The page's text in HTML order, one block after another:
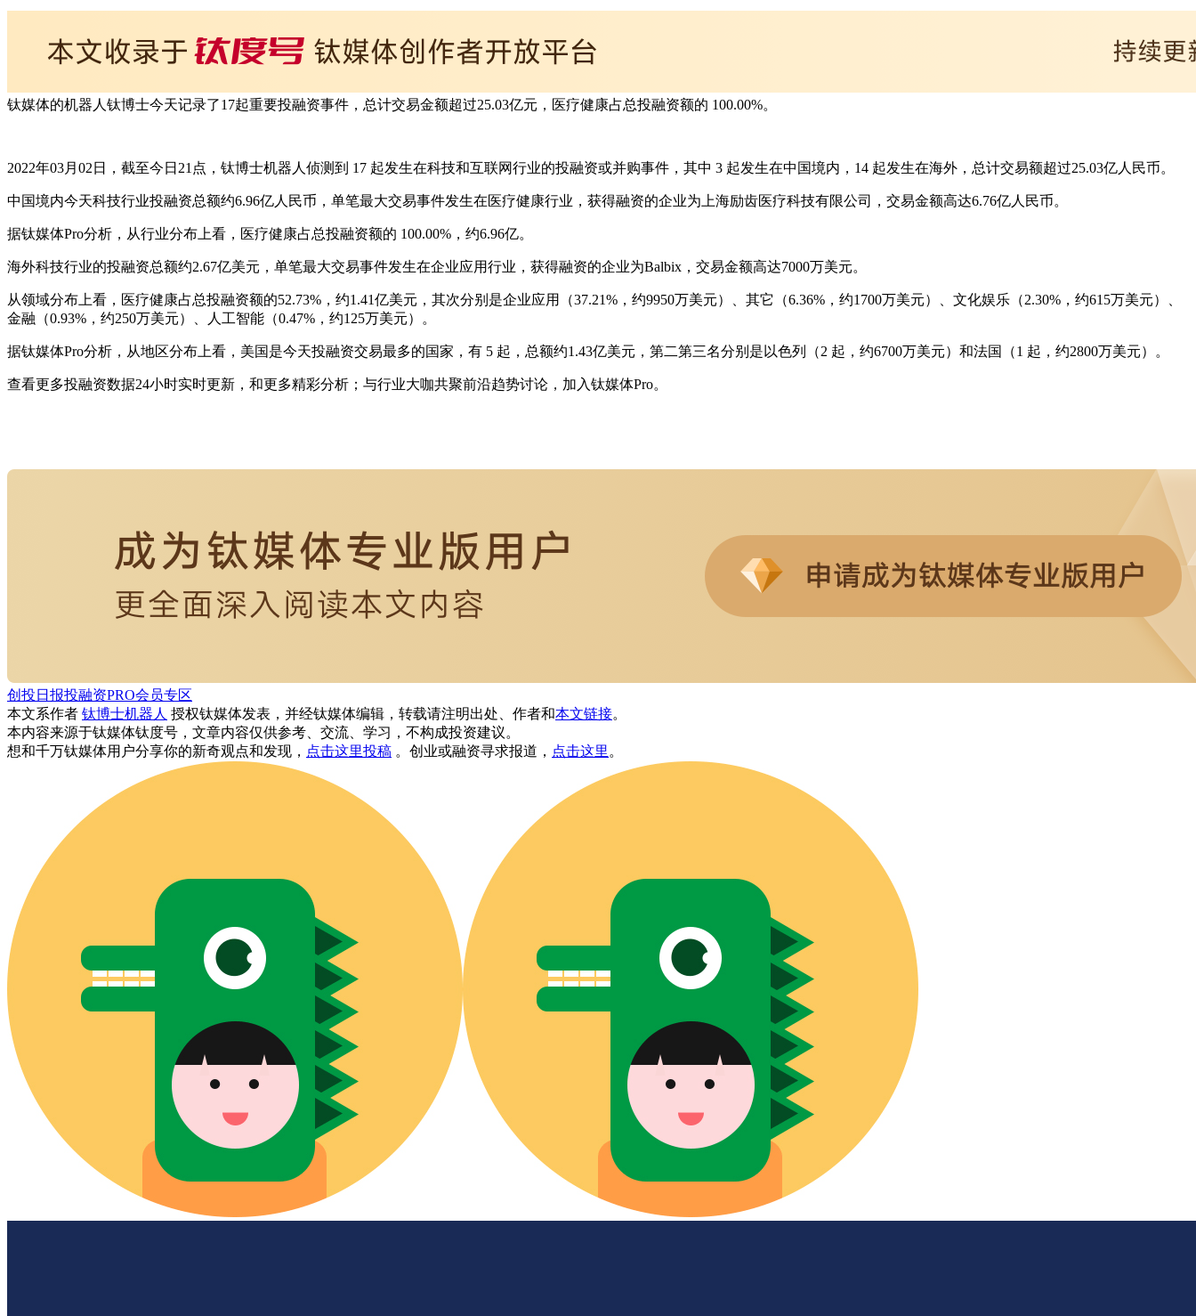
钛媒体的机器人钛博士今天记录了17起重要投融资事件，总计交易金额超过25.03亿元，医疗健康占总投融资额的 100.00%。
2022年03月02日，截至今日21点，钛博士机器人侦测到 17 起发生在科技和互联网行业的投融资或并购事件，其中 3 起发生在中国境内，14 起发生在海外，总计交易额超过25.03亿人民币。
中国境内今天科技行业投融资总额约6.96亿人民币，单笔最大交易事件发生在医疗健康行业，获得融资的企业为上海励齿医疗科技有限公司，交易金额高达6.76亿人民币。
据钛媒体Pro分析，从行业分布上看，医疗健康占总投融资额的 100.00%，约6.96亿。
海外科技行业的投融资总额约2.67亿美元，单笔最大交易事件发生在企业应用行业，获得融资的企业为Balbix，交易金额高达7000万美元。
从领域分布上看，医疗健康占总投融资额的52.73%，约1.41亿美元，其次分别是企业应用（37.21%，约9950万美元）、其它（6.36%，约1700万美元）、文化娱乐（2.30%，约615万美元）、
金融（0.93%，约250万美元）、人工智能（0.47%，约125万美元）。
据钛媒体Pro分析，从地区分布上看，美国是今天投融资交易最多的国家，有 5 起，总额约1.43亿美元，第二第三名分别是以色列（2 起，约6700万美元）和法国（1 起，约2800万美元）。
查看更多投融资数据24小时实时更新，和更多精彩分析；与行业大咖共聚前沿趋势讨论，加入钛媒体Pro。
创投日报投融资PRO会员专区
本文系作者 钛博士机器人 授权钛媒体发表，并经钛媒体编辑，转载请注明出处、作者和本文链接。
本内容来源于钛媒体钛度号，文章内容仅供参考、交流、学习，不构成投资建议。
想和千万钛媒体用户分享你的新奇观点和发现， 点击这里投稿 。创业或融资寻求报道， 点击这里。